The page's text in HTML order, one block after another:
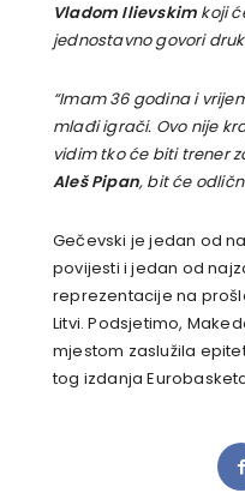
Vladom Ilievskim koji
jednostavno govori
“Imam 36 godina i
mlađi igrači. Ovo nije
vidim tko će biti trener
Aleš Pipan, bit će
Gečevski je jedan od
povijesti i jedan od
reprezentacije na
Litvi. Podsjetimo,
mjestom zaslužila
tog izdanja